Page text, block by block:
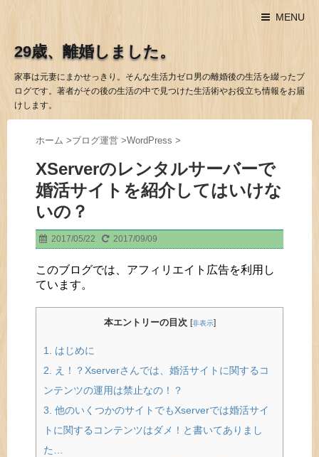
MENU
29歳、離婚しました。
家事は元妻にまかせっきり。そんな生活力ゼロ男の離婚後の生活を綴ったブ
ログです。著者がその後の生活の中で見つけた生活術やお役立ち情報をお届
けします。
ホーム >ブログ運営 >WordPress >
XServerのレンタルサーバーで
婚活サイトを紹介してはいけな
いの？
2017/05/22 2017/09/09
このブログでは、アフィリエイト広告を利用し
ています。
本エントリーの目次 [非表示]
1. はじめに
2. え！？Xserverさんでは、婚活サイトに関するコ
ンテンツの運用は禁止なの！？
3. 他のいくつかのサイトでもXserverでは婚活サイ
トに関するコンテンツはダメ！と書いてありまし
た…